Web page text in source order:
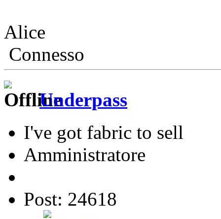
Alice
Connesso
Underpass
I've got fabric to sell
Amministratore
Post: 24618